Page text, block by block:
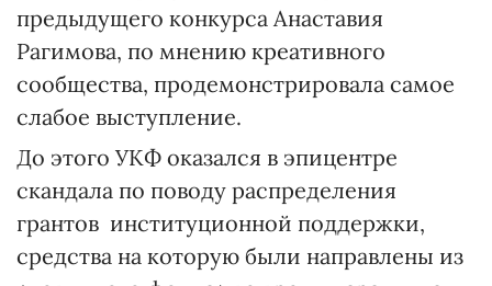
предыдущего конкурса Анаставия
Рагимова, по мнению креативного
сообщества, продемонстрировала самое
слабое выступление.
До этого УКФ оказался в эпицентре
скандала по поводу распределения
грантов институционной поддержки,
средства на которую были направлены из